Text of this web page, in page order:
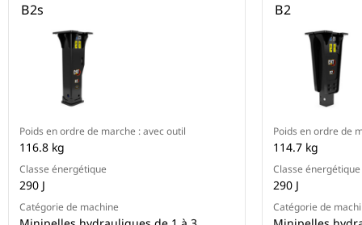
B2s
Poids en ordre de marche : avec outil
116.8 kg
Classe énergétique
290 J
Catégorie de machine
B2
Poids en ordre de
114.7 kg
Classe énergétique
290 J
Catégorie de